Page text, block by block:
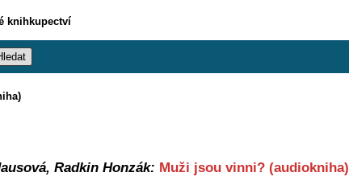
knihkupectví
Radkin Honzák: Muži jsou vinni? (audiokniha)